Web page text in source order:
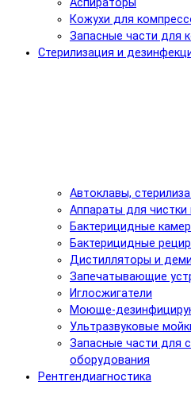
Аспираторы
Кожухи для
Запасные части для
Стерилизация и
Автоклавы,
Аппараты для чистки
Бактерицидные
Бактерицидные
Дистилляторы и
Запечатывающие
Иглосжигатели
Моюще-
Ультразвуковые
Запасные части для
оборудования
Рентгендиагностика